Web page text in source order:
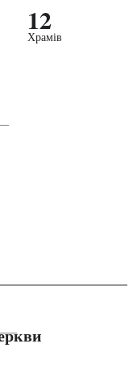
12
Храмів